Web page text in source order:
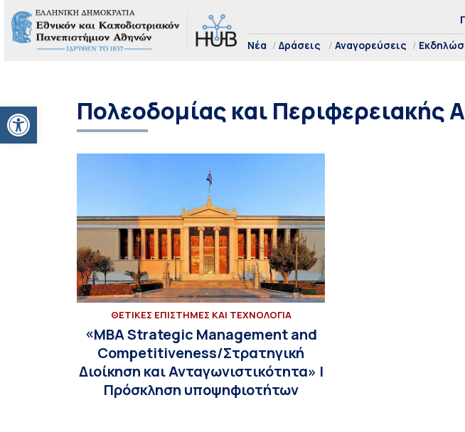
Ανοίξτε τη γραμμή εργαλείων
Νέα Δράσεις Αναγορεύσεις
Πολεοδομίας και Περιφερειακής
ΘΕΤΙΚΕΣ ΕΠΙΣΤΗΜΕΣ ΚΑΙ ΤΕΧΝΟΛΟΓΙΑ
«MBA Strategic Management and
Competitiveness/Στρατηγική
Διοίκηση και Ανταγωνιστικότητα» |
Πρόσκληση υποψηφιοτήτων